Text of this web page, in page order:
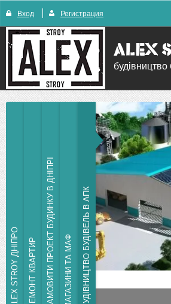
Вход Регистрация
будівництво
ALEX STROY ДНІПРОРЕМОНТ КВАРТИР Ремонт квартир в м.Дніпро
ЗАМОВИТИ ПРОЕКТ БУДИНКУ В ДНІПРІМАГАЗИНИ ТА МАФБУДІВНИЦТВО БУДІВЕЛЬ В АПК